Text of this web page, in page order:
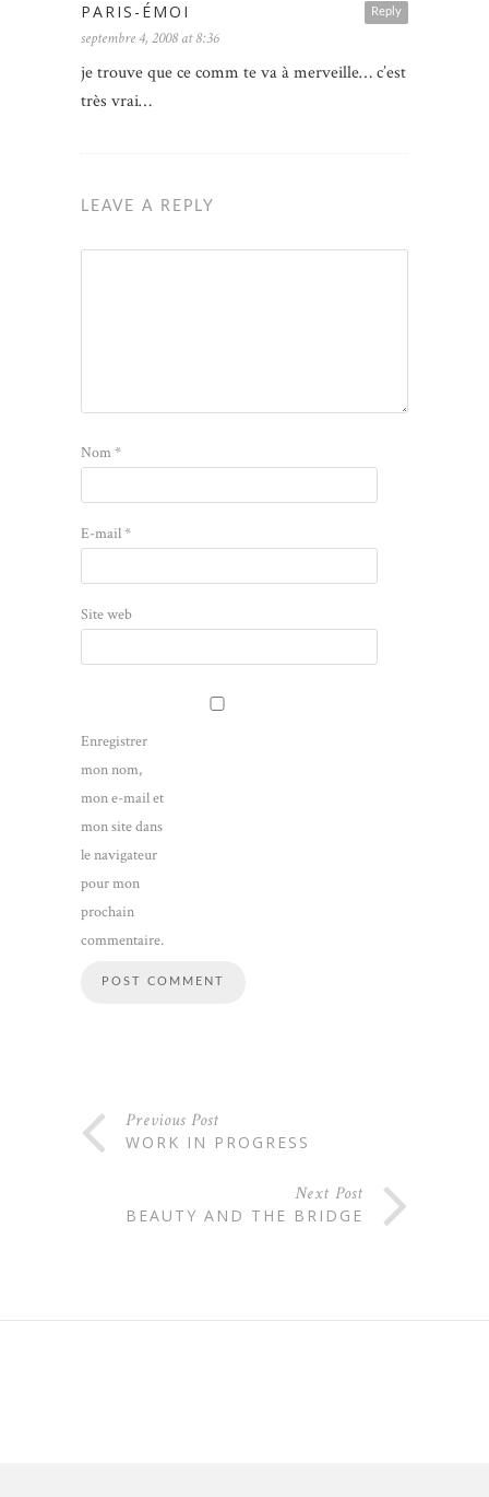
Reply
PARIS-ÉMOI
septembre 4, 2008 at 8:36
je trouve que ce comm te va à merveille… c’est
très vrai…
LEAVE A REPLY
Nom*
E-mail*
Site web
Enregistrer
mon nom,
mon e-mail et
mon site dans
le navigateur
pour mon
prochain
commentaire.
Previous Post
WORK IN PROGRESS
Next Post
BEAUTY AND THE BRIDGE